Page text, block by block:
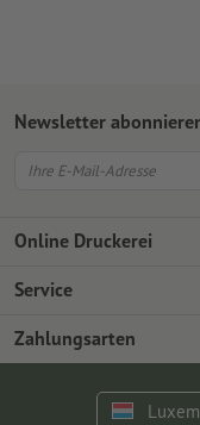
Online Druckerei
Über Onlineprinters
Presse
Umweltschutz
Service
Zahlungsarten
Reklamation
Zahlungsarten
Newsletter